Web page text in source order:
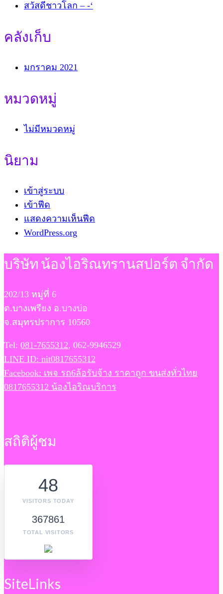
สวัสดีชาวโลก – -‘
คลังเก็บ
มกราคม 2021
หมวดหมู่
ไม่มีหมวดหมู่
นิยาม
เข้าสู่ระบบ
เข้าฟีด
แสดงความเห็นฟีด
WordPress.org
บริษัท น้องไอริณทรานสปอร์ต จำกัด
202/13 หมู่ที่ 6
ต.บางเพรียง อ.บางบ่อ
จ.สมุทรปราการ 10560
Tel: 081-7655312, 062-9946529
LINE ID: nit0817655312
Facebook: เพจ รถ6ล้อรับจ้าง ราคาถูก ขนส่งทั่วไทย
0817655312 น้องไอริณบริการ
สถิติผู้ชม
48
VISITORS TODAY
367861
TOTAL VISITORS
SiteLinks